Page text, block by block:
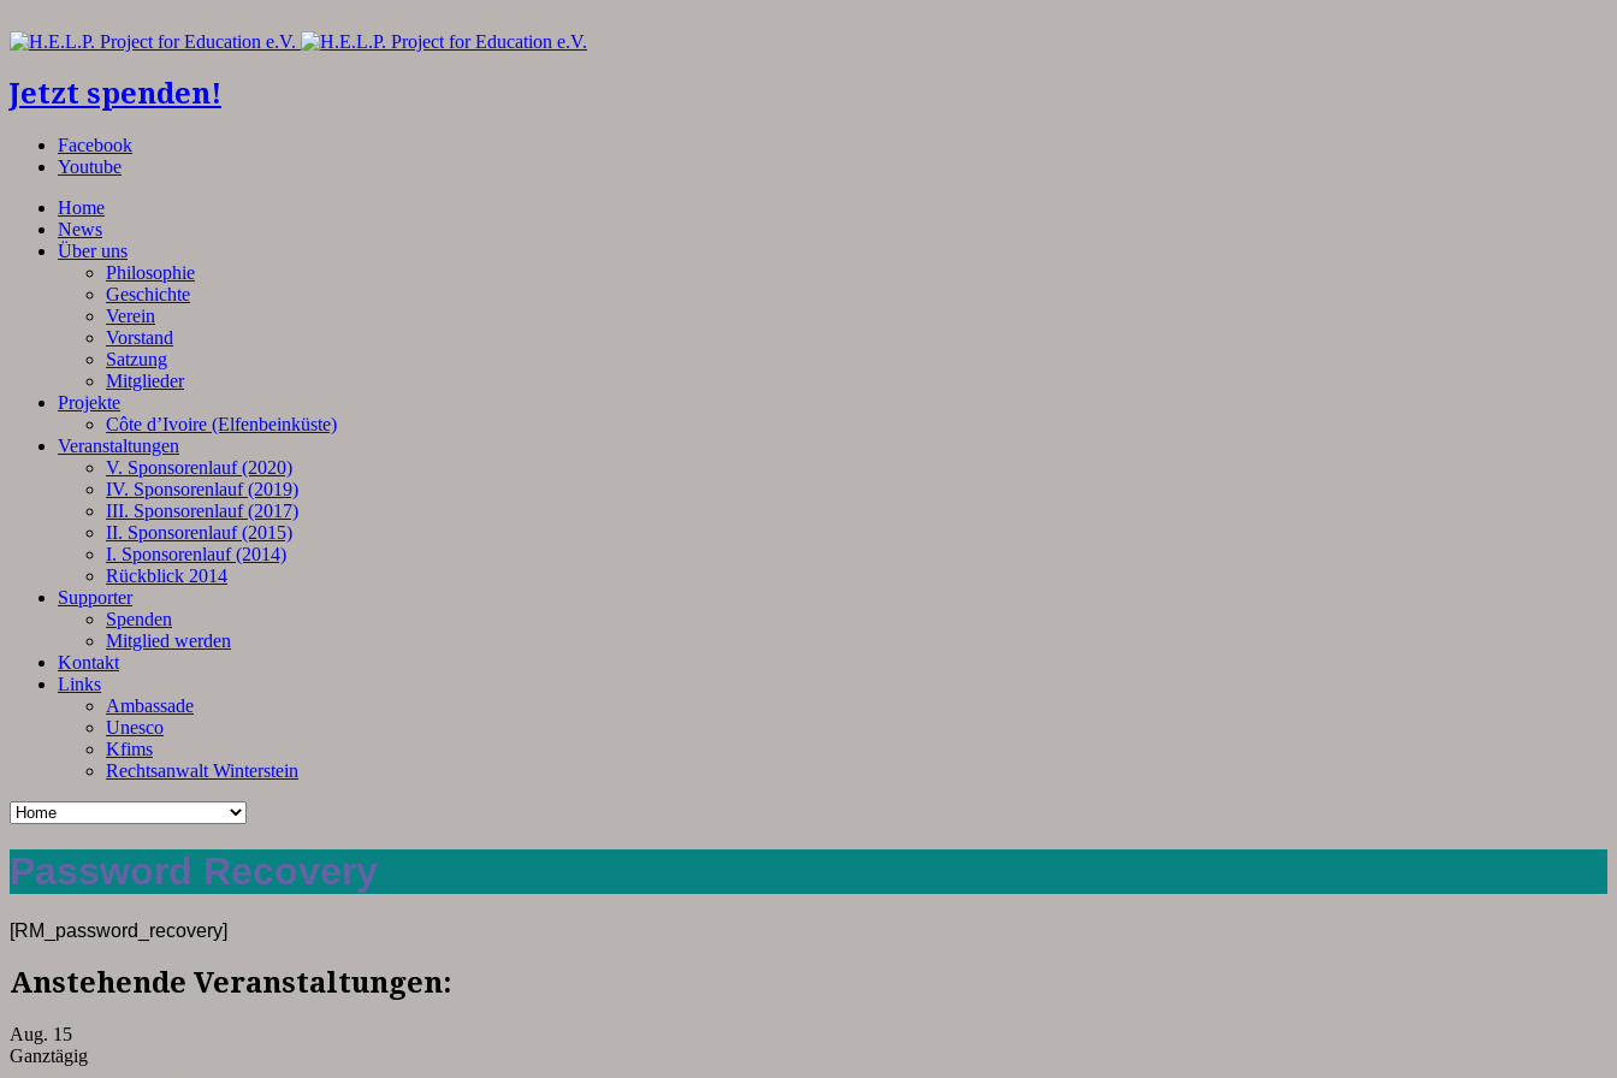
Jetzt spenden!
Facebook
Youtube
Home
News
Über uns
Philosophie
Geschichte
Verein
Vorstand
Satzung
Mitglieder
Projekte
Côte d’Ivoire (Elfenbeinküste)
Veranstaltungen
V. Sponsorenlauf (2020)
IV. Sponsorenlauf (2019)
III. Sponsorenlauf (2017)
II. Sponsorenlauf (2015)
I. Sponsorenlauf (2014)
Rückblick 2014
Supporter
Spenden
Mitglied werden
Kontakt
Links
Ambassade
Unesco
Kfims
Rechtsanwalt Winterstein
Password Recovery
[RM_password_recovery]
Anstehende Veranstaltungen:
Aug. 15
Ganztägig